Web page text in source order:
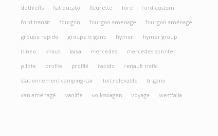
dethleffs
fiat ducato fleurette ford
ford custom
ford transit
fourgon fourgon amenage
fourgon aménagé
groupe rapido
groupe trigano hymer
hymer group
itineo
knaus laika mercedes
mercedes sprinter
pilote
profile profilé rapido
renault trafic
stationnement camping-car
toit relevable
trigano
van aménagé
vanlife volkswagen voyage westfalia